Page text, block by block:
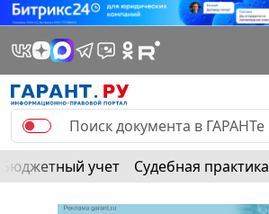
Бюджетный учет Судебная практика